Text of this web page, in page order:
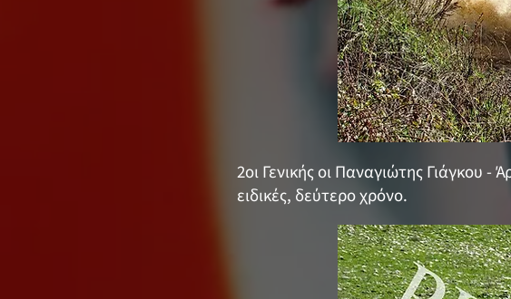
2οι Γενικής οι Παναγιώτης Γιάγκου -
ειδικές, δεύτερο χρόνο.